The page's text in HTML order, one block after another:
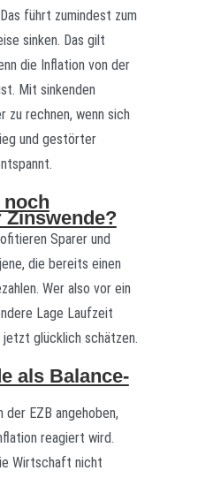
führt zumindest zum
sinken. Das gilt
die Inflation von der
Mit sinkenden
rechnen, wenn sich
und gestörter
Zinswende?
Sparer und
die bereits einen
Wer also vor ein
Lage Laufzeit
jetzt glücklich schätzen.
als Balance-
der EZB angehoben,
reagiert wird.
Wirtschaft nicht